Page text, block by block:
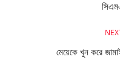
মেয়েকে খুন করে